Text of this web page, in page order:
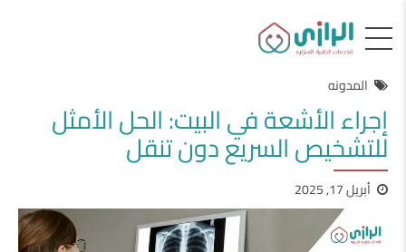
المدونه
إجراء الأشعة في البيت: الحل الأمثل
للتشخيص السريع دون تنقل
أبريل 17, 2025